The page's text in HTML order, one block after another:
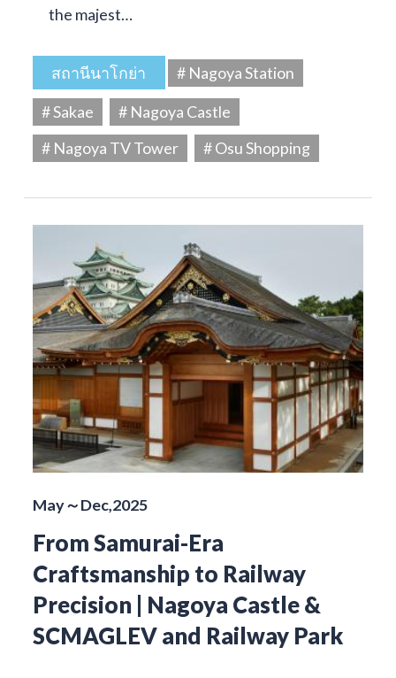
the majest…
สถานีนาโกย่า
# Nagoya Station
# Sakae
# Nagoya Castle
# Nagoya TV Tower
# Osu Shopping
May～Dec,2025
From Samurai-Era
Craftsmanship to Railway
Precision | Nagoya Castle &
SCMAGLEV and Railway Park